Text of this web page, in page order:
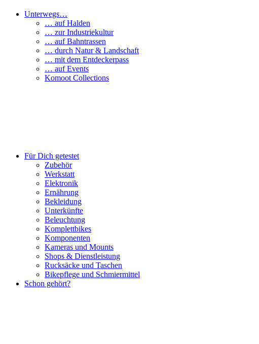
Unterwegs…
… auf Halden
… zur Industriekultur
… auf Bahntrassen
… durch Natur & Landschaft
… mit dem Entdeckerpass
… auf Events
Komoot Collections
Für Dich getestet
Zubehör
Werkstatt
Elektronik
Ernährung
Bekleidung
Unterkünfte
Beleuchtung
Komplettbikes
Komponenten
Kameras und Mounts
Shops & Dienstleistung
Rucksäcke und Taschen
Bikepflege und Schmiermittel
Schon gehört?